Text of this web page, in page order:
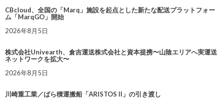
CBcloud、全国の「Marq」施設を起点とした新たな配送プラットフォー
ム「MarqGO」開始
2026年8月5日
株式会社Univearth、倉吉運送株式会社と資本提携〜山陰エリアへ実運送
ネットワークを拡大〜
2026年8月5日
川崎重工業／ばら積運搬船「ARISTOS II」の引き渡し